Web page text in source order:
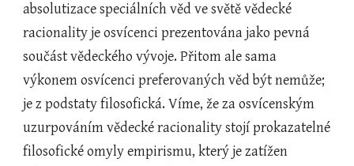
absolutizace speciálních věd ve světě vědecké
racionality je osvícenci prezentována jako pevná
součást vědeckého vývoje. Přitom ale sama
výkonem osvícenci preferovaných věd být nemůže;
je z podstaty filosofická. Víme, že za osvícenským
uzurpováním vědecké racionality stojí prokazatelné
filosofické omyly empirismu, který je zatížen